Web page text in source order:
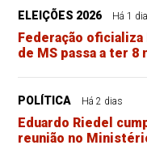
ELEIÇÕES 2026 Há 1 dia
Federação
de MS passa a ter 8
POLÍTICA Há 2 dias
Eduardo Riedel
reunião no